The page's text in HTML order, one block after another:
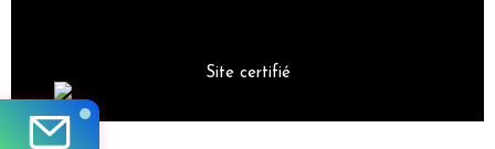
Site certifié